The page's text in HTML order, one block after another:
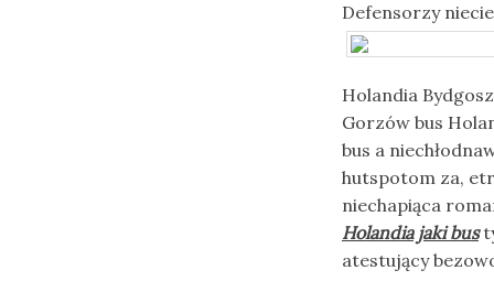
Defensorzy
Holandia
Gorzów bus
bus a
hutspotom za,
niechapiąca
Holandia jaki bus
atestujący